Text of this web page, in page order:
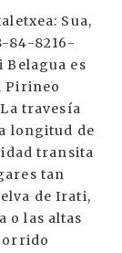
Sua,
84-8216-
es
Pirineo
travesía
longitud de
transita
tan
de Irati,
o las altas